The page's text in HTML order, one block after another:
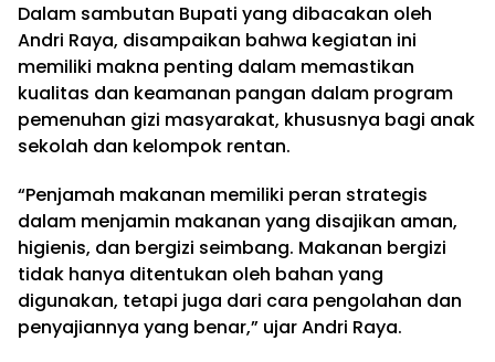
Dalam sambutan Bupati yang dibacakan oleh
Andri Raya, disampaikan bahwa kegiatan ini
memiliki makna penting dalam memastikan
kualitas dan keamanan pangan dalam program
pemenuhan gizi masyarakat, khususnya bagi anak
sekolah dan kelompok rentan.
“Penjamah makanan memiliki peran strategis
dalam menjamin makanan yang disajikan aman,
higienis, dan bergizi seimbang. Makanan bergizi
tidak hanya ditentukan oleh bahan yang
digunakan, tetapi juga dari cara pengolahan dan
penyajiannya yang benar,” ujar Andri Raya.